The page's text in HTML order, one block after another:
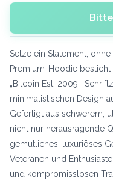
Setze ein Statement,
Premium-Hoodie
„Bitcoin Est. 2009“-
minimalistischen Design
Gefertigt aus schwerem,
nicht nur herausragende
gemütliches, luxuriöses
Veteranen und
und kompromisslosen